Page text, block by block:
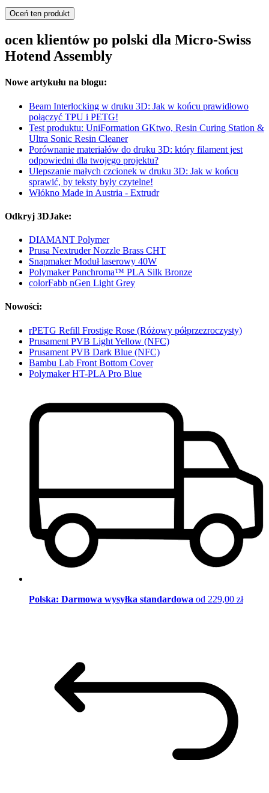
Oceń ten produkt
ocen klientów po polski dla Micro-Swiss
Hotend Assembly
Nowe artykułu na blogu:
Beam Interlocking w druku 3D: Jak w końcu prawidłowo
połączyć TPU i PETG!
Test produktu: UniFormation GKtwo, Resin Curing Station &
Ultra Sonic Resin Cleaner
Porównanie materiałów do druku 3D: który filament jest
odpowiedni dla twojego projektu?
Ulepszanie małych czcionek w druku 3D: Jak w końcu
sprawić, by teksty były czytelne!
Włókno Made in Austria - Extrudr
Odkryj 3DJake:
DIAMANT Polymer
Prusa Nextruder Nozzle Brass CHT
Snapmaker Moduł laserowy 40W
Polymaker Panchroma™ PLA Silk Bronze
colorFabb nGen Light Grey
Nowości:
rPETG Refill Frostige Rose (Różowy półprzezroczysty)
Prusament PVB Light Yellow (NFC)
Prusament PVB Dark Blue (NFC)
Bambu Lab Front Bottom Cover
Polymaker HT-PLA Pro Blue
Polska: Darmowa wysyłka standardowa od 229,00 zł